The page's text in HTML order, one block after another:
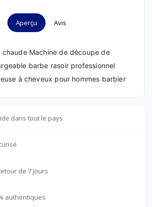
Aperçu Avis
chaude Machine de découpe de
barbe rasoir professionnel
à cheveux pour hommes barbier
dans tout le pays
de 7 jours
authentiques